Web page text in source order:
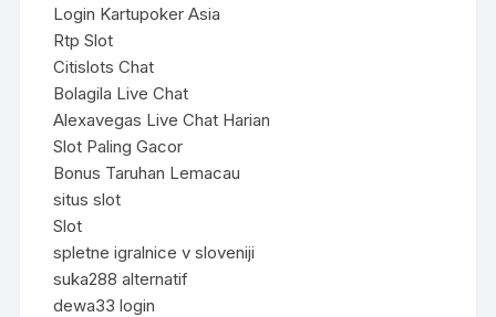
Login Kartupoker Asia
Rtp Slot
Citislots Chat
Bolagila Live Chat
Alexavegas Live Chat Harian
Slot Paling Gacor
Bonus Taruhan Lemacau
situs slot
Slot
spletne igralnice v sloveniji
suka288 alternatif
dewa33 login